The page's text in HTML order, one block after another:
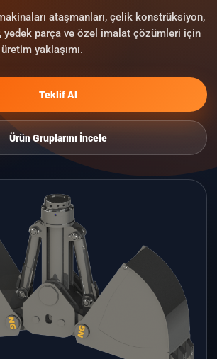
ataşmanları, çelik konstrüksiyon,
yedek parça ve özel imalat çözümleri için
yaklaşımı.
Teklif Al
Ürün Gruplarını İncele